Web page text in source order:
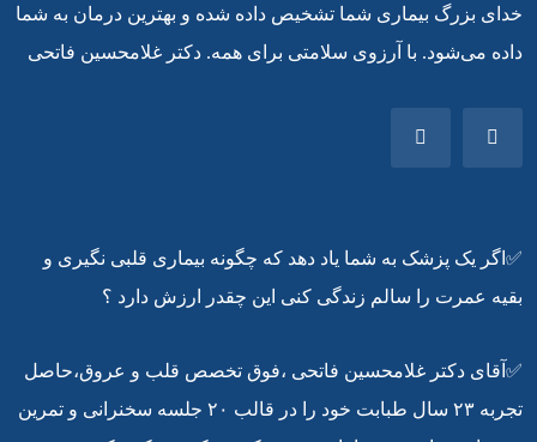
خدای بزرگ بیماری شما تشخیص داده شده و بهترین درمان به شما
داده می‌شود. با آرزوی سلامتی برای همه. دکتر غلامحسین فاتحی
✅اگر یک پزشک به شما یاد دهد که چگونه بیماری قلبی نگیری و
بقیه عمرت را سالم زندگی کنی این چقدر ارزش دارد ؟
✅آقای دکتر غلامحسین فاتحی ،فوق تخصص قلب و عروق،حاصل
تجربه ۲۳ سال طبابت خود را در قالب ۲۰ جلسه سخنرانی و تمرین